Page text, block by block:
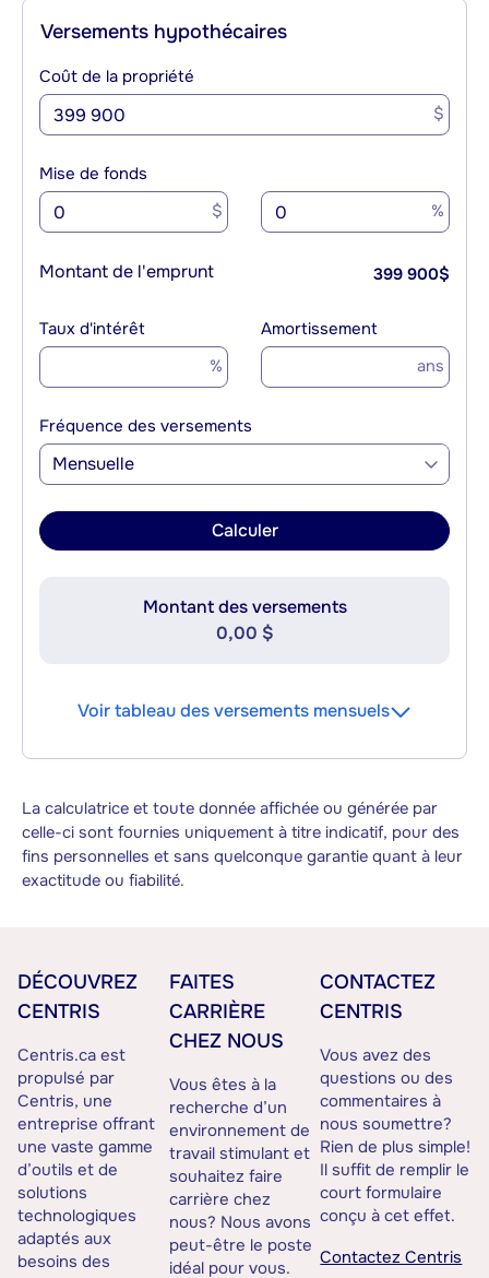
Versements hypothécaires
Coût de la propriété
$
Mise de fonds
$ %
Montant de l'emprunt 399 900$
Taux d'intérêt
%
Amortissement
ans
Fréquence des versements
Mensuelle
Calculer
Montant des versements
0,00 $
Voir tableau des versements mensuels
La calculatrice et toute donnée affichée ou générée par
celle-ci sont fournies uniquement à titre indicatif, pour des
fins personnelles et sans quelconque garantie quant à leur
exactitude ou fiabilité.
DÉCOUVREZ
CENTRIS
Centris.ca est
propulsé par
Centris, une
entreprise offrant
une vaste gamme
d’outils et de
solutions
technologiques
adaptés aux
besoins des
FAITES
CARRIÈRE
CHEZ NOUS
Vous êtes à la
recherche d’un
environnement de
travail stimulant et
souhaitez faire
carrière chez
nous? Nous avons
peut-être le poste
idéal pour vous.
CONTACTEZ
CENTRIS
Vous avez des
questions ou des
commentaires à
nous soumettre?
Rien de plus simple!
Il suffit de remplir le
court formulaire
conçu à cet effet.
Contactez Centris